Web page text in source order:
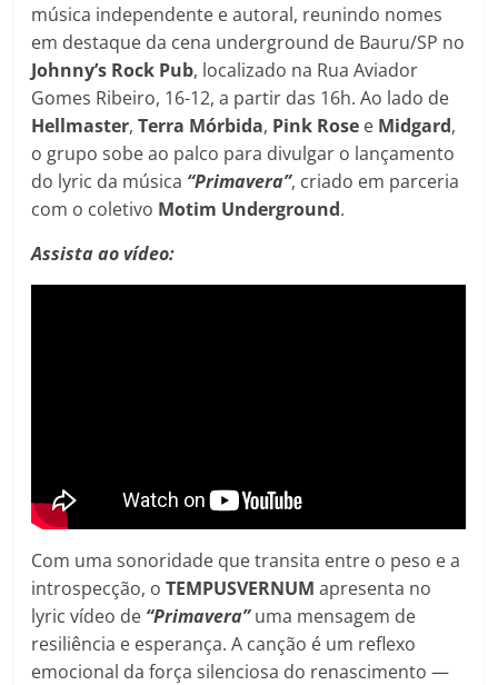
música independente e autoral, reunindo nomes
em destaque da cena underground de Bauru/SP no
Johnny’s Rock Pub, localizado na Rua Aviador
Gomes Ribeiro, 16-12, a partir das 16h. Ao lado de
Hellmaster,Terra Mórbida, Pink Rose e Midgard,
o grupo sobe ao palco para divulgar o lançamento
do lyric da música “Primavera”, criado em parceria
com o coletivo Motim Underground.
Assista ao vídeo:
Com uma sonoridade que transita entre o peso e a
introspecção, oTEMPUSVERNUM apresenta no
lyric vídeo de “Primavera”uma mensagem de
resiliência e esperança. A canção é um reflexo
emocional da força silenciosa do renascimento —